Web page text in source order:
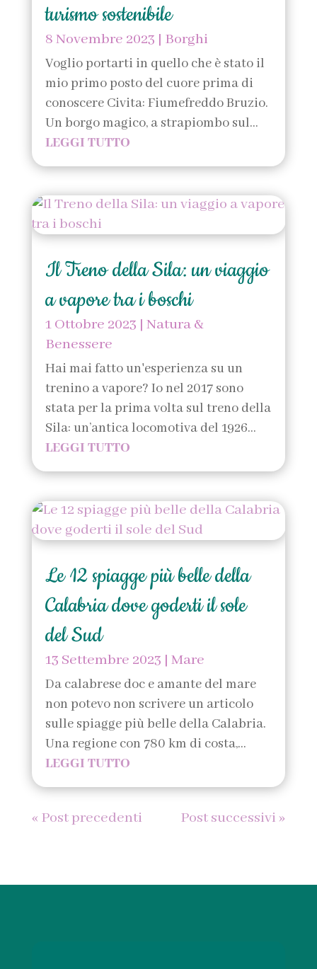
turismo sostenibile
8 Novembre 2023 | Borghi
Voglio portarti in quello che è stato il
mio primo posto del cuore prima di
conoscere Civita: Fiumefreddo Bruzio.
Un borgo magico, a strapiombo sul...
LEGGI TUTTO
Il Treno della Sila: un viaggio
a vapore tra i boschi
1 Ottobre 2023 | Natura &
Benessere
Hai mai fatto un'esperienza su un
trenino a vapore? Io nel 2017 sono
stata per la prima volta sul treno della
Sila: un’antica locomotiva del 1926...
LEGGI TUTTO
Le 12 spiagge più belle della
Calabria dove goderti il sole
del Sud
13 Settembre 2023 | Mare
Da calabrese doc e amante del mare
non potevo non scrivere un articolo
sulle spiagge più belle della Calabria.
Una regione con 780 km di costa,...
LEGGI TUTTO
« Post precedenti Post successivi »